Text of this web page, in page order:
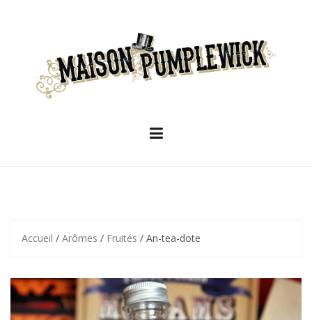
Accueil / Arômes / Fruités / An-tea-dote